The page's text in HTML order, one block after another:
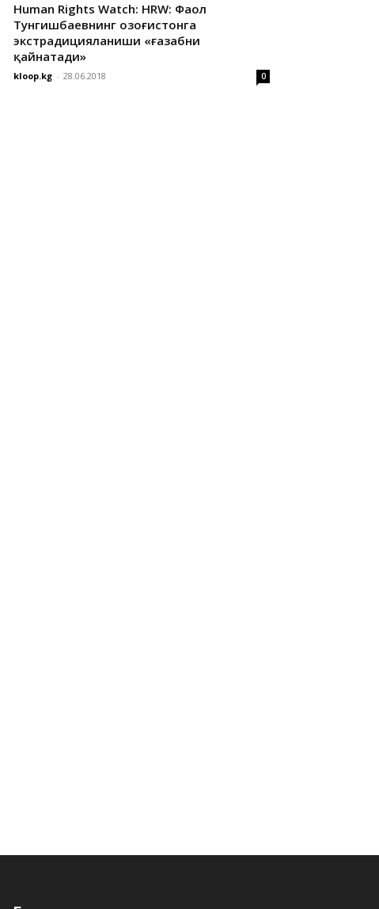
Human Rights Watch: HRW: Фаол
Тунгишбаевнинг Қозоғистонга
экстрадицияланиши «ғазабни
қайнатади»
kloop.kg - 28.06.2018 0